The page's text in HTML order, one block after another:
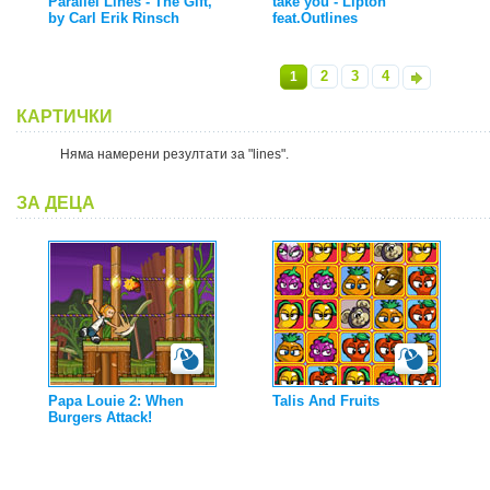
by Carl Erik Rinsch
feat.Outlines
1 2 3 4»
КАРТИЧКИ
Няма намерени резултати за "lines".
ЗА ДЕЦА
Papa Louie 2: When
Burgers Attack!
Talis And Fruits